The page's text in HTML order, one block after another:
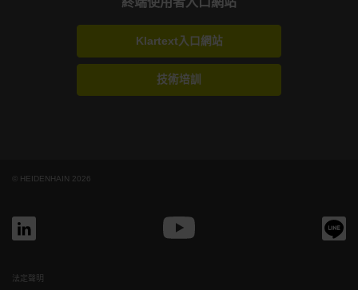
Klartext入口網站
技術培訓
© HEIDENHAIN 2026
法定聲明